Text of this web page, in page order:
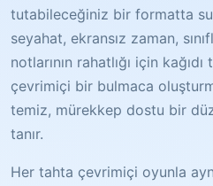
tutabileceğiniz bir formatta
seyahat, ekransız zaman,
notlarının rahatlığı için
çevrimiçi bir bulmaca
temiz, mürekkep dostu bir
tanır.
Her tahta çevrimiçi oyunla